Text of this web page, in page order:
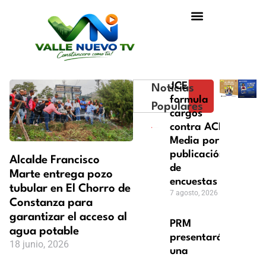
Alcalde Francisco
Marte entrega pozo
tubular en El Chorro de
Constanza para
garantizar el acceso al
agua potable
18 junio, 2026
Noticias
Populares
JCE
formula
cargos
contra ACD
Media por
publicación
de
encuestas
7 agosto, 2026
PRM
presentará
una